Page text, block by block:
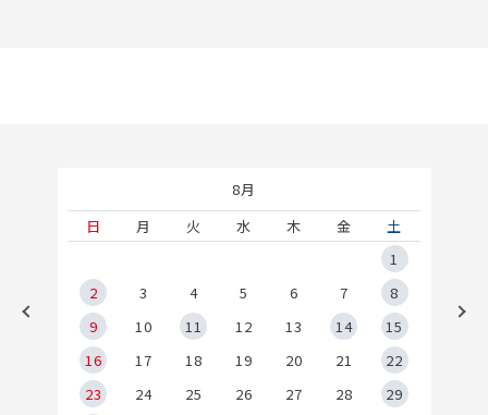
8月
日
月 火 水 木 金
土
1
2
3 4 5 6 7
8
9
10 11 12 13 14
15
16
17 18 19 20 21
22
23
24 25 26 27 28
29